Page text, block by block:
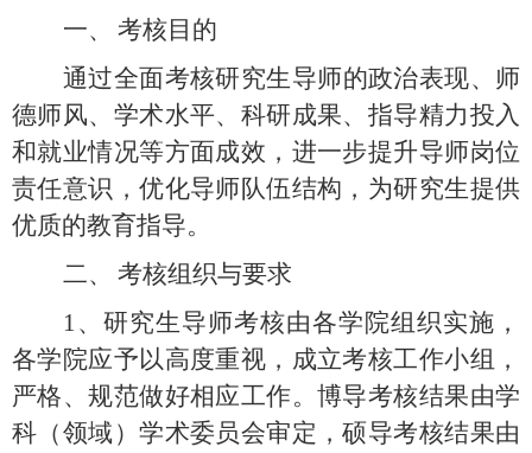
一、
考核目的
通过全面考核研究生导师的政治表现、师
德师风、学术水平、科研成果、指导精力投入
和就业情况等方面成效，进一步提升导师岗位
责任意识，优化导师队伍结构，为研究生提供
优质的教育指导。
二、
考核组织与要求
1、 研究生导师考核由各学院组织实施，
各学院应予以高度重视，成立考核工作小组，
严格、规范做好相应工作。博导考核结果由学
科（领域）学术委员会审定，硕导考核结果由